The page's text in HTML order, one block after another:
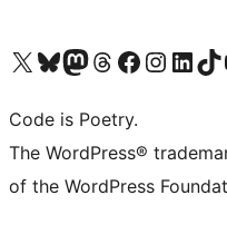
Visita il nostro account X (ex Twitter)
Visita il nostro account Bluesky
Visita il nostro account Mastodon
Visita il nostro account Threads
Visita la nostra pagina
Visita il nostro
Visita il nostro
Visita il
Code is Poetry.
The WordPress®
of the WordPress